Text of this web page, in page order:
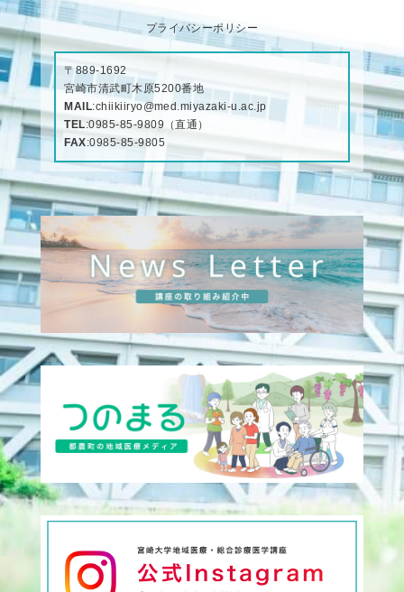
プライバシーポリシー
〒889-1692
宮崎市清武町木原5200番地
MAIL:chiikiiryo@med.miyazaki-u.ac.jp
TEL:0985-85-9809 （直通）
FAX:0985-85-9805